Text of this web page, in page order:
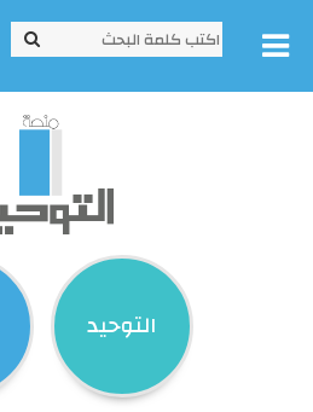
التوحيد